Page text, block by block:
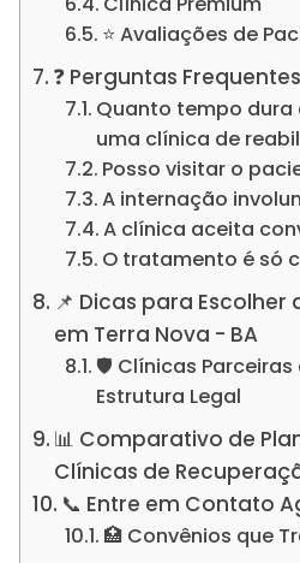
⭐ Avaliações de
❓ Perguntas
Quanto tempo
uma clínica de
Posso visitar o
A internação
A clínica aceita
O tratamento é só
📌 Dicas para Escolher
em Terra Nova - BA
🛡️ Clínicas
Estrutura Legal
📊 Comparativo de
Clínicas de
📞 Entre em Contato
🏥 Convênios que